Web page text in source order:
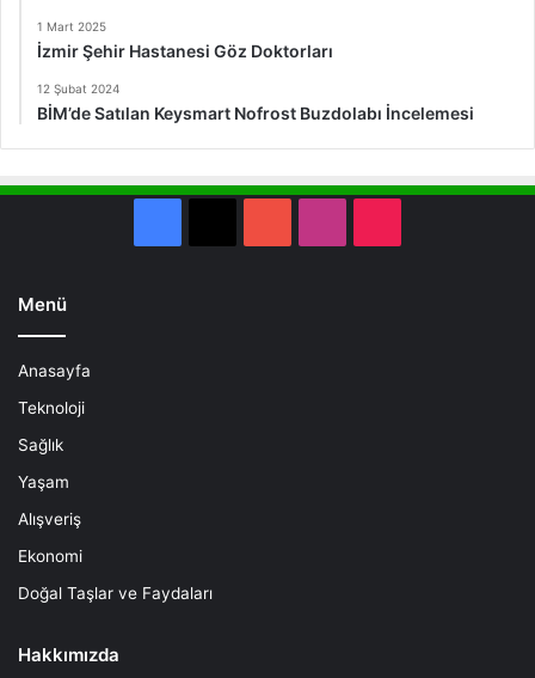
1 Mart 2025
İzmir Şehir Hastanesi Göz Doktorları
12 Şubat 2024
BİM’de Satılan Keysmart Nofrost Buzdolabı İncelemesi
Menü
Anasayfa
Teknoloji
Sağlık
Yaşam
Alışveriş
Ekonomi
Doğal Taşlar ve Faydaları
Hakkımızda